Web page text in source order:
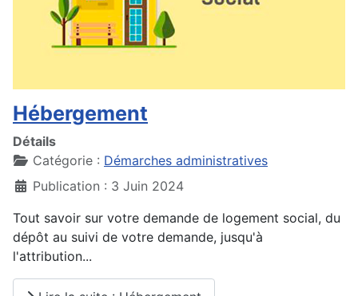
Hébergement
Détails
Catégorie : Démarches administratives
Publication : 3 Juin 2024
Tout savoir sur votre demande de logement social, du
dépôt au suivi de votre demande, jusqu'à
l'attribution...